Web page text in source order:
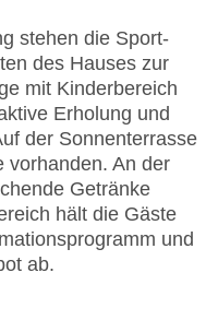
stehen die Sport-
des Hauses zur
mit Kinderbereich
Erholung und
der Sonnenterrasse
vorhanden. An der
Getränke
hält die Gäste
und
ab.